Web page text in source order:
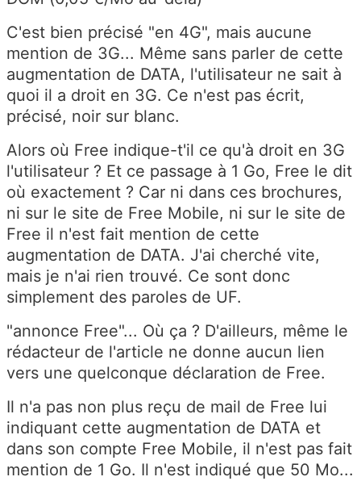
C'est bien précisé "en 4G", mais aucune
mention de 3G... Même sans parler de cette
augmentation de DATA, l'utilisateur ne sait à
quoi il a droit en 3G. Ce n'est pas écrit,
précisé, noir sur blanc.
Alors où Free indique-t'il ce qu'à droit en 3G
l'utilisateur ? Et ce passage à 1 Go, Free le dit
où exactement ? Car ni dans ces brochures,
ni sur le site de Free Mobile, ni sur le site de
Free il n'est fait mention de cette
augmentation de DATA. J'ai cherché vite,
mais je n'ai rien trouvé. Ce sont donc
simplement des paroles de UF.
"annonce Free"... Où ça ? D'ailleurs, même le
rédacteur de l'article ne donne aucun lien
vers une quelconque déclaration de Free.
Il n'a pas non plus reçu de mail de Free lui
indiquant cette augmentation de DATA et
dans son compte Free Mobile, il n'est pas fait
mention de 1 Go. Il n'est indiqué que 50 Mo...